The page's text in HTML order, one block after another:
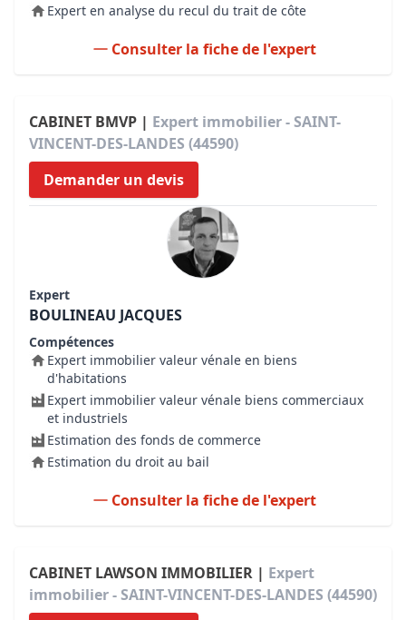
Expert en analyse du recul du trait de côte
Consulter la fiche de l'expert
CABINET BMVP | Expert immobilier - SAINT-
VINCENT-DES-LANDES (44590)
Demander un devis
Expert
BOULINEAU JACQUES
Compétences
Expert immobilier valeur vénale en biens
d'habitations
Expert immobilier valeur vénale biens commerciaux
et industriels
Estimation des fonds de commerce
Estimation du droit au bail
Consulter la fiche de l'expert
CABINET LAWSON IMMOBILIER | Expert
immobilier - SAINT-VINCENT-DES-LANDES (44590)